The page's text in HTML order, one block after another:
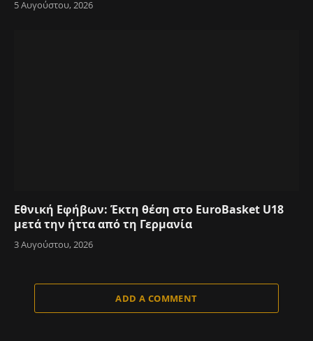
5 Αυγούστου, 2026
Εθνική Εφήβων: Έκτη θέση στο EuroBasket U18
μετά την ήττα από τη Γερμανία
3 Αυγούστου, 2026
ADD A COMMENT